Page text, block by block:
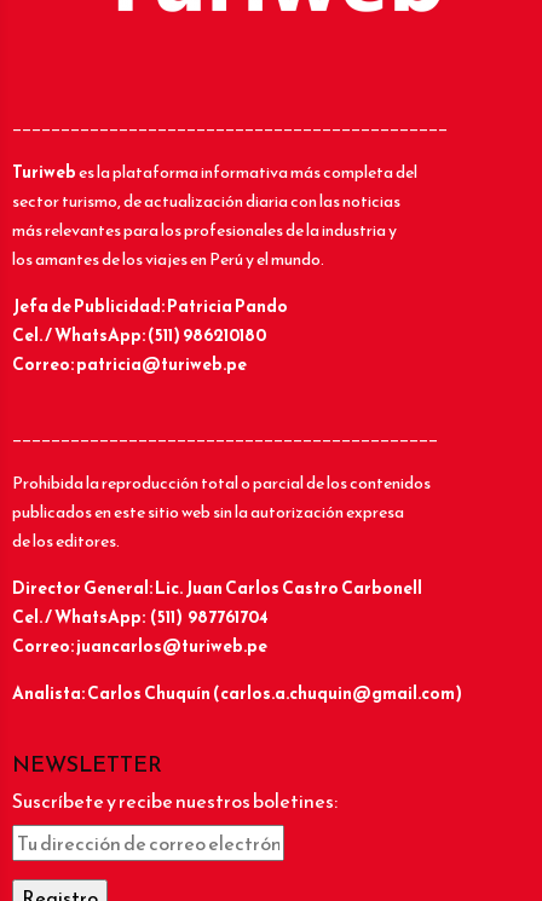
_____________________________________________
Turiwebes la plataforma informativa más completa del
sector turismo, de actualización diaria con las noticias
más relevantes para los profesionales de la industria y
los amantes de los viajes en Perú y el mundo.
Jefa de Publicidad: Patricia Pando
Cel. / WhatsApp: (511) 986210180
Correo: patricia@turiweb.pe
____________________________________________
Prohibida la reproducción total o parcial de los contenidos
publicados en este sitio web sin la autorización expresa
de los editores.
Director General: Lic.Juan Carlos Castro Carbonell
Cel. / WhatsApp: (511) 987761704
Correo: juancarlos@turiweb.pe
Analista: Carlos Chuquín (carlos.a.chuquin@gmail.com)
NEWSLETTER
Suscríbete y recibe nuestros boletines: